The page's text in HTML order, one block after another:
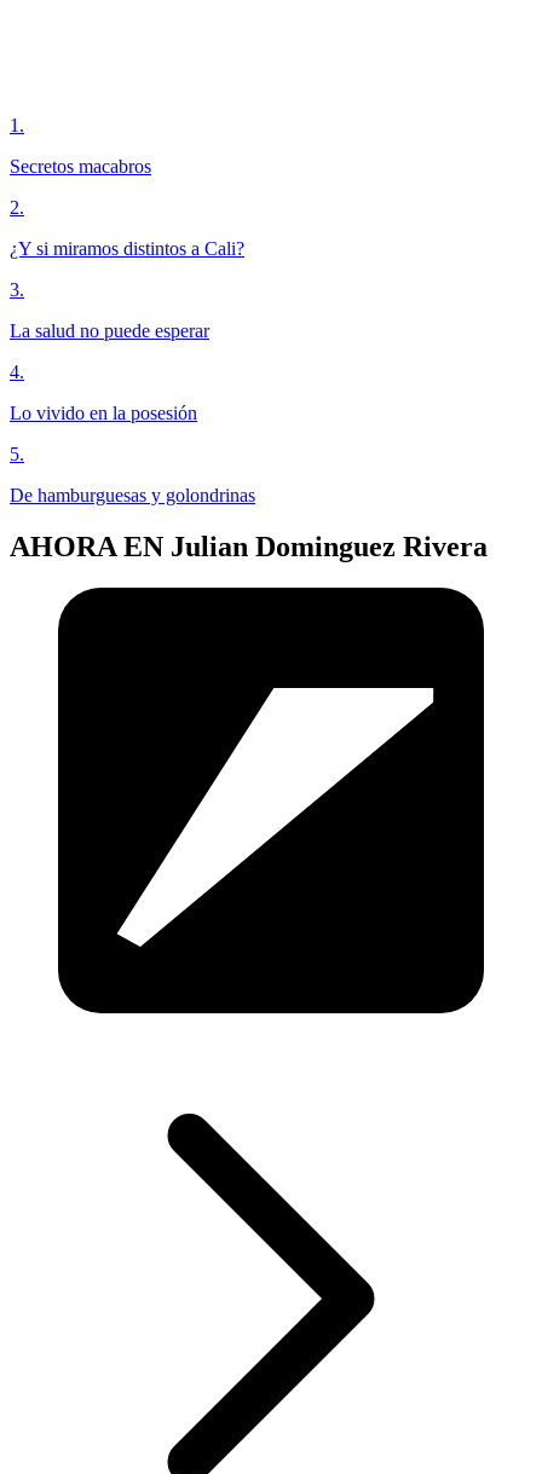
1 .
Secretos macabros
2.
¿Y si miramos distintos a Cali?
3.
La salud no puede esperar
4.
Lo vivido en la posesión
5.
De hamburguesas y golondrinas
AHORA EN Julian Dominguez Rivera